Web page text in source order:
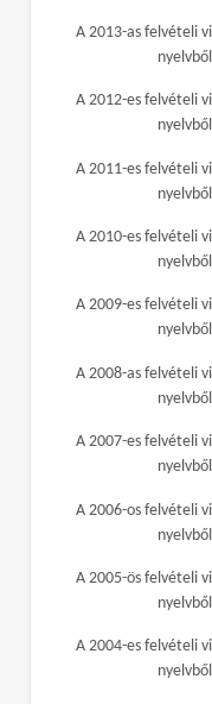
A 2013-as felvételi
A 2012-es felvételi
A 2011-es felvételi
A 2010-es felvételi
A 2009-es felvételi
A 2008-as felvételi
A 2007-es felvételi
A 2006-os felvételi
A 2005-ös felvételi
A 2004-es felvételi